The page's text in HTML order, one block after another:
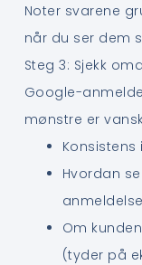
Noter svarene
når du ser dem
Steg 3: Sjekk
Google-
mønstre er
Hvordan
Om
(tyder på